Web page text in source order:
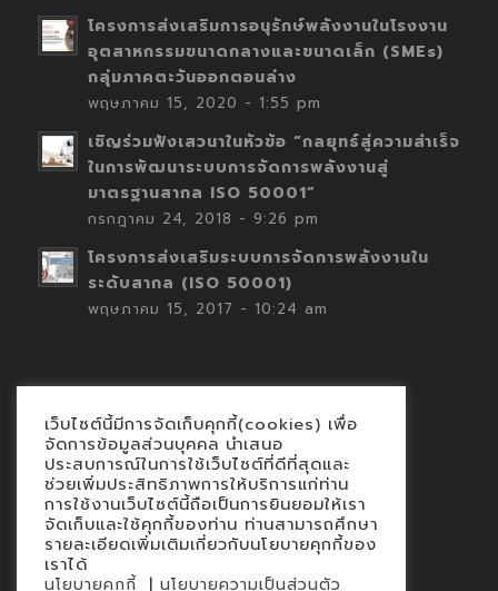
โครงการส่งเสริมการอนุรักษ์พลังงานในโรงงาน
อุตสาหกรรมขนาดกลางและขนาดเล็ก (SMEs)
กลุ่มภาคตะวันออกตอนล่าง
พฤษภาคม 15, 2020 - 1:55 pm
เชิญร่วมฟังเสวนาในหัวข้อ “กลยุทธ์สู่ความสำเร็จ
ในการพัฒนาระบบการจัดการพลังงานสู่
มาตรฐานสากล ISO 50001”
กรกฎาคม 24, 2018 - 9:26 pm
โครงการส่งเสริมระบบการจัดการพลังงานใน
ระดับสากล (ISO 50001)
พฤษภาคม 15, 2017 - 10:24 am
Contact
นโยบายคุกกี้
นโยบายข้อมูลส่วนบุคคล
เว็บไซต์นี้มีการจัดเก็บคุกกี้(cookies) เพื่อ
จัดการข้อมูลส่วนบุคคล นำเสนอ
ประสบการณ์ในการใช้เว็บไซต์ที่ดีที่สุดและ
ช่วยเพิ่มประสิทธิภาพการให้บริการแก่ท่าน
การใช้งานเว็บไซต์นี้ถือเป็นการยินยอมให้เรา
จัดเก็บและใช้คุกกี้ของท่าน ท่านสามารถศึกษา
รายละเอียดเพิ่มเติมเกี่ยวกับนโยบายคุกกี้ของ
เราได้
นโยบายคุกกี้ | นโยบายความเป็นส่วนตัว